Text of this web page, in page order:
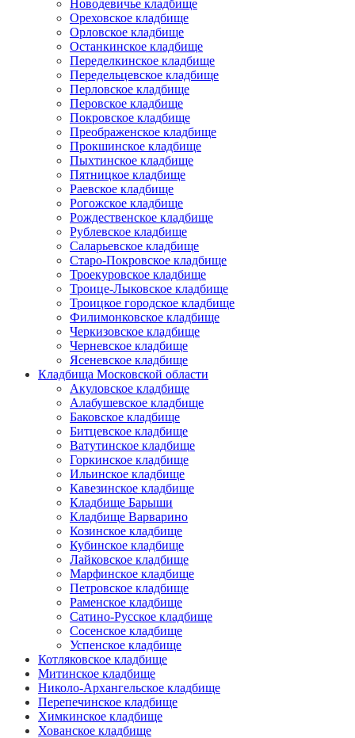
Новодевичье кладбище
Ореховское кладбище
Орловское кладбище
Останкинское кладбище
Переделкинское кладбище
Передельцевское кладбище
Перловское кладбище
Перовское кладбище
Покровское кладбище
Преображенское кладбище
Прокшинское кладбище
Пыхтинское кладбище
Пятницкое кладбище
Раевское кладбище
Рогожское кладбище
Рождественское кладбище
Рублевское кладбище
Саларьевское кладбище
Старо-Покровское кладбище
Троекуровское кладбище
Троице-Лыковское кладбище
Троицкое городское кладбище
Филимонковское кладбище
Черкизовское кладбище
Черневское кладбище
Ясеневское кладбище
Кладбища Московской области
Акуловское кладбище
Алабушевское кладбище
Баковское кладбище
Битцевское кладбище
Ватутинское кладбище
Горкинское кладбище
Ильинское кладбище
Кавезинское кладбище
Кладбище Барыши
Кладбище Варварино
Козинское кладбище
Кубинское кладбище
Лайковское кладбище
Марфинское кладбище
Петровское кладбище
Раменское кладбище
Сатино-Русское кладбище
Сосенское кладбище
Успенское кладбище
Котляковское кладбище
Митинское кладбище
Николо-Архангельское кладбище
Перепечинское кладбище
Химкинское кладбище
Хованское кладбище